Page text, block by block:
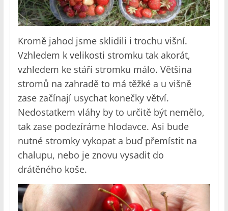
Kromě jahod jsme sklidili i trochu višní.
Vzhledem k velikosti stromku tak akorát,
vzhledem ke stáří stromku málo. Většina
stromů na zahradě to má těžké a u višně
zase začínají usychat konečky větví.
Nedostatkem vláhy by to určitě být nemělo,
tak zase podezíráme hlodavce. Asi bude
nutné stromky vykopat a buď přemístit na
chalupu, nebo je znovu vysadit do
drátěného koše.